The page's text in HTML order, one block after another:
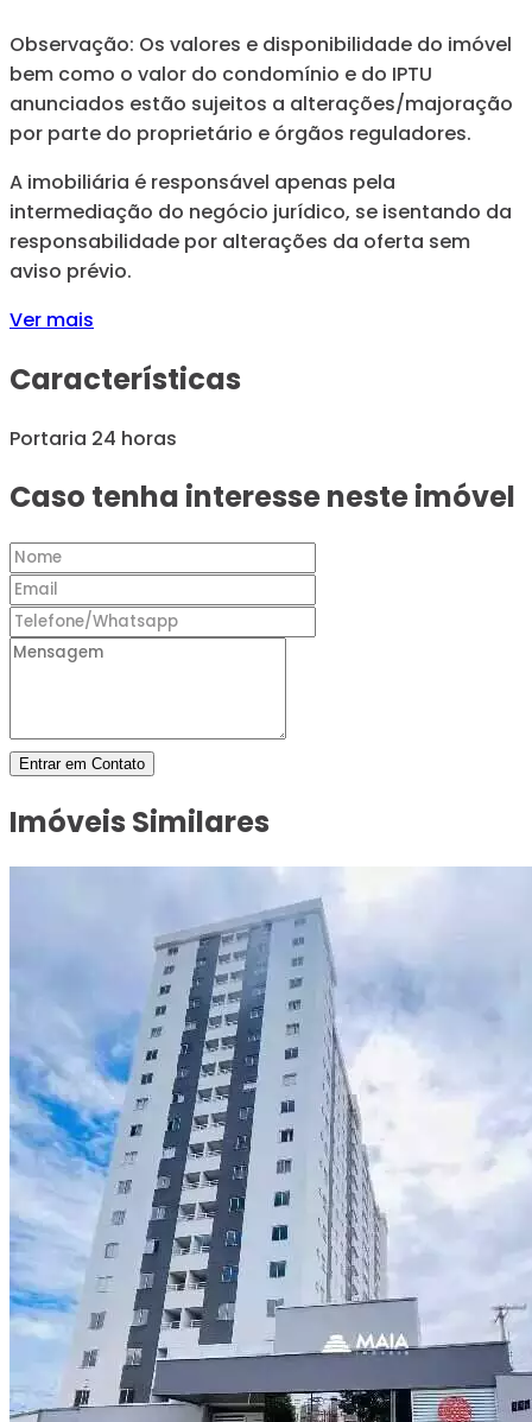
Observação: Os valores e disponibilidade do imóvel
bem como o valor do condomínio e do IPTU
anunciados estão sujeitos a alterações/majoração
por parte do proprietário e órgãos reguladores.
A imobiliária é responsável apenas pela
intermediação do negócio jurídico, se isentando da
responsabilidade por alterações da oferta sem
aviso prévio.
Ver mais
Características
Portaria 24 horas
Caso tenha interesse neste imóvel
Entrar em Contato
Imóveis Similares